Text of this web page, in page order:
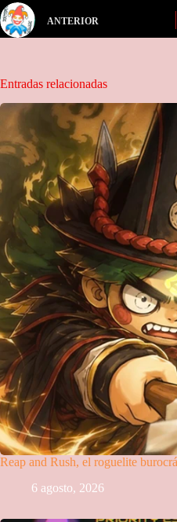
ANTERIOR
Entradas relacionadas
Reap and Rush, el roguelite
6 agosto, 2026